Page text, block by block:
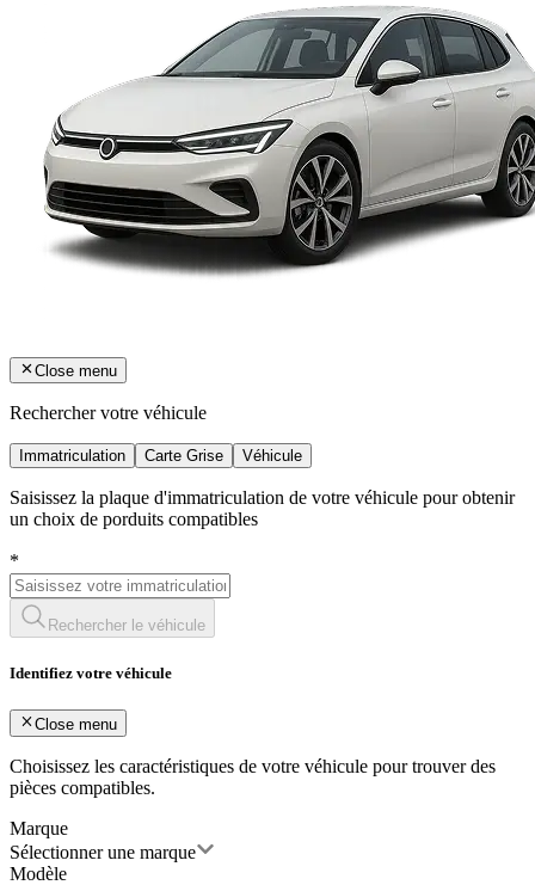
Close menu
Rechercher votre véhicule
Immatriculation Carte Grise Véhicule
Saisissez la plaque d'immatriculation de votre véhicule pour obtenir
un choix de porduits compatibles
*
Rechercher le véhicule
Identifiez votre véhicule
Close menu
Choisissez les caractéristiques de votre véhicule pour trouver des
pièces compatibles.
Marque
Sélectionner une marque
Modèle